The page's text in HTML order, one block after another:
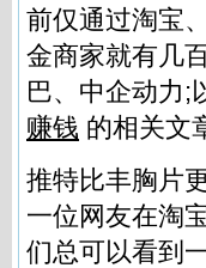
前仅通过淘宝
金商家就有几
巴、中企动力;
赚钱 的相关文
推特比丰胸片
一位网友在淘
们总可以看到